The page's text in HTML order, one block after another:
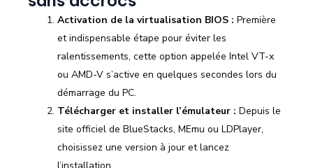
Activation de la virtualisation BIOS : Première
et indispensable étape pour éviter les
ralentissements, cette option appelée Intel VT-x
ou AMD-V s’active en quelques secondes lors du
démarrage du PC.
Télécharger et installer l’émulateur : Depuis le
site officiel de BlueStacks, MEmu ou LDPlayer,
choisissez une version à jour et lancez